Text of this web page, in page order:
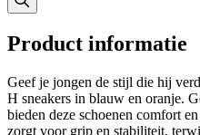
Product informatie
Geef je jongen de stijl die hij
H sneakers in blauw en oranje.
bieden deze schoenen comfort
zorgt voor grip en stabiliteit,